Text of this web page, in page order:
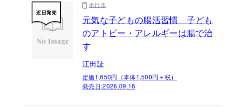
単行本
元気な子どもの腸活習慣 子ども
のアトピー・アレルギーは腸で治
す
江田証
定価1,650円（本体1,500円＋税）
発売日:2026.09.16